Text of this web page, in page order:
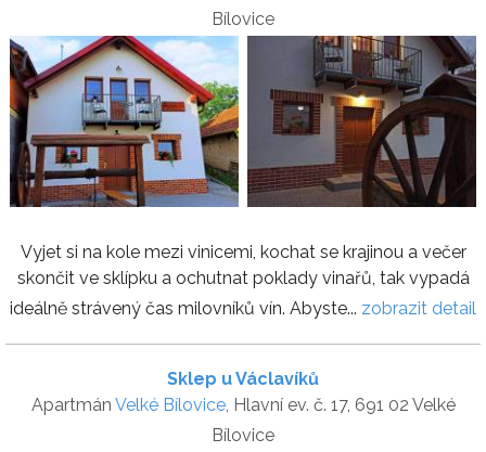
Bílovice
Vyjet si na kole mezi vinicemi, kochat se krajinou a večer
skončit ve sklípku a ochutnat poklady vinařů, tak vypadá
ideálně strávený čas milovníků vín. Abyste... zobrazit detail
Sklep u Václavíků
Apartmán Velké Bílovice, Hlavní ev. č. 17, 691 02 Velké
Bílovice